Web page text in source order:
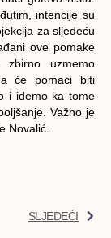
intencije su
za sljedeću
ove pomake
uzmemo
će pomaci biti
i idemo ka tome
Važno je
Novalić.
SLJEDEĆI